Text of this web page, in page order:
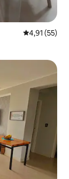
Gemiddelde
4,91 (55)